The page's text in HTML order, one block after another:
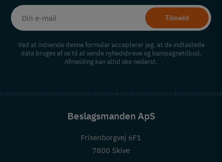
Tilmeld
Ved at indsende denne formular accepterer jeg, at de indtastede
data bruges af os til at sende nyhedsbreve og kampagnetilbud.
Afmelding kan altid ske nederst.
Beslagsmanden ApS
Frisenborgvej 6F1
7800 Skive